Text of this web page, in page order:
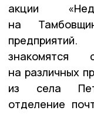
акции
на
знакомятся
на различных
из села
отделение